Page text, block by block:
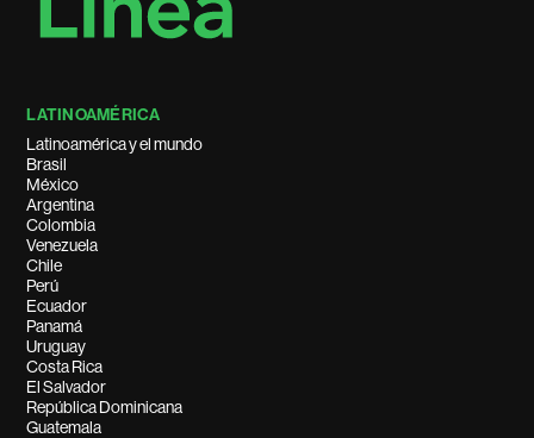
LATINOAMÉRICA
Latinoamérica y el mundo
Brasil
México
Argentina
Colombia
Venezuela
Chile
Perú
Ecuador
Panamá
Uruguay
Costa Rica
El Salvador
República Dominicana
Guatemala